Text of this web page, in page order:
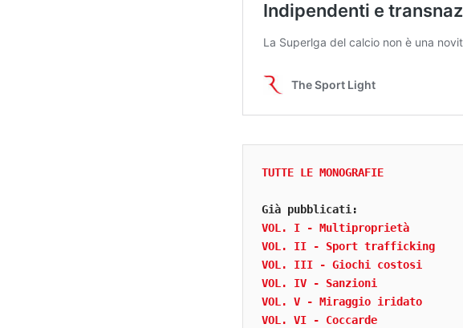
TUTTE LE MONOGRAFIE
Già pubblicati:
VOL. I - Multiproprietà
VOL. II - Sport trafficking
VOL. III - Giochi costosi
VOL. IV - Sanzioni
VOL. V - Miraggio iridato
VOL. VI - Coccarde